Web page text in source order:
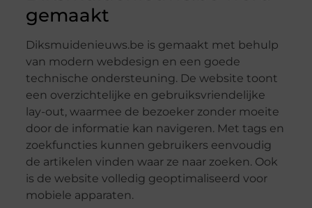
gemaakt
Diksmuidenieuws.be is gemaakt met behulp
van modern webdesign en een goede
technische ondersteuning. De website toont
een overzichtelijke en gebruiksvriendelijke
lay-out, waarmee de bezoeker zonder moeite
door de informatie kan navigeren. Met tags en
zoekfuncties kunnen gebruikers eenvoudig
de artikelen vinden waar ze naar zoeken. Ook
is de website volledig geoptimaliseerd voor
mobiele apparaten.